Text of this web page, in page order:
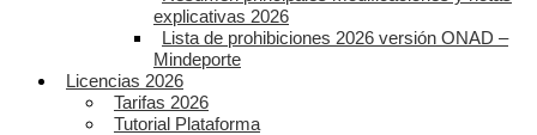
explicativas 2026
Lista de prohibiciones 2026 versión ONAD –
Mindeporte
Licencias 2026
Tarifas 2026
Tutorial Plataforma